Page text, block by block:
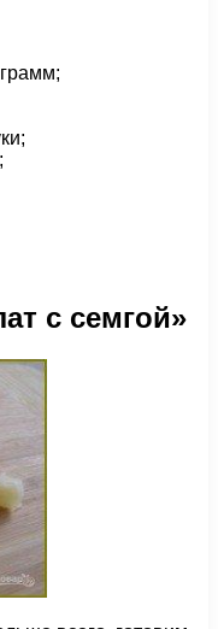
с семгой»